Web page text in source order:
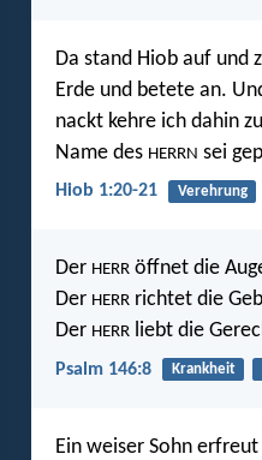
Da stand Hiob auf und
Erde und betete an.
nackt kehre ich dahin
Name des HERRN sei
Hiob 1:20-21 Verehrung
Der HERR öffnet die
Der HERR richtet die
Der HERR liebt die
Psalm 146:8 Krankheit
Ein weiser Sohn erfreut